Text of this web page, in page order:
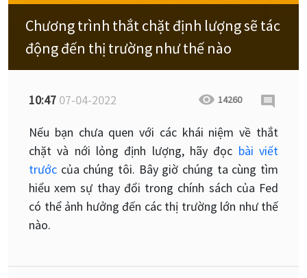
Chương trình thắt chặt định lượng sẽ tác
động đến thị trường như thế nào
10:47 07-04-2022 14260
Nếu bạn chưa quen với các khái niệm về thắt
chặt và nới lỏng định lượng, hãy đọc bài viết
trước của chúng tôi. Bây giờ chúng ta cùng tìm
hiểu xem sự thay đổi trong chính sách của Fed
có thể ảnh hưởng đến các thị trường lớn như thế
nào.